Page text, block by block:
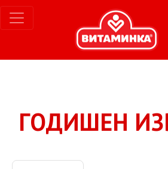
ГОДИШЕН